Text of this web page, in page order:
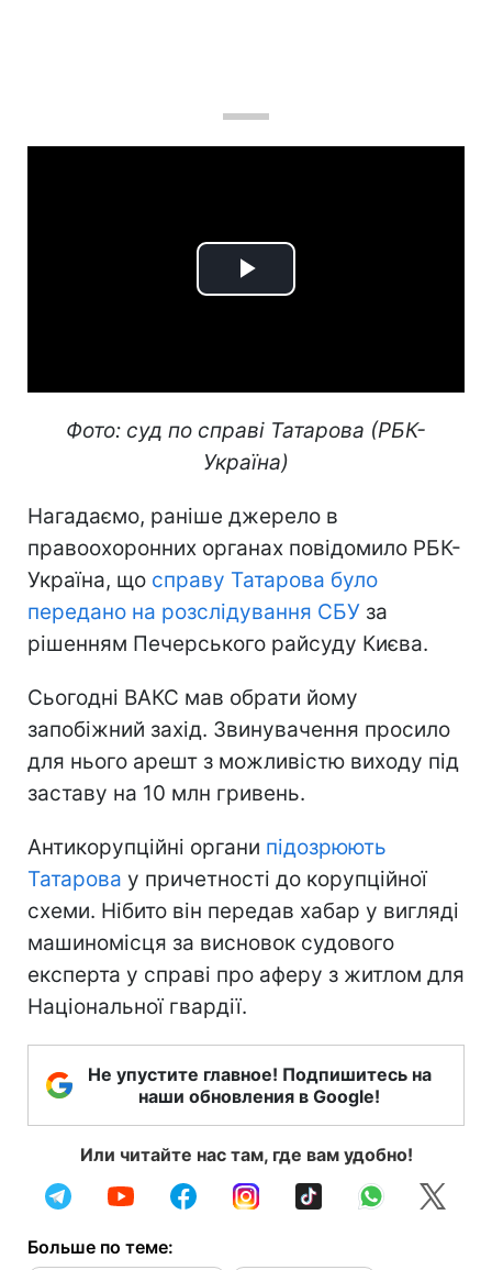
Play
Фото: суд по справі Татарова (РБК-
Україна)
Нагадаємо, раніше джерело в
правоохоронних органах повідомило РБК-
Україна, що справу Татарова було
передано на розслідування СБУ за
рішенням Печерського райсуду Києва.
Сьогодні ВАКС мав обрати йому
запобіжний захід. Звинувачення просило
для нього арешт з можливістю виходу під
заставу на 10 млн гривень.
Антикорупційні органи підозрюють
Татарова у причетності до корупційної
схеми. Нібито він передав хабар у вигляді
машиномісця за висновок судового
експерта у справі про аферу з житлом для
Національної гвардії.
Не упустите главное! Подпишитесь на
наши обновления в Google!
Или читайте нас там, где вам удобно!
Больше по теме: